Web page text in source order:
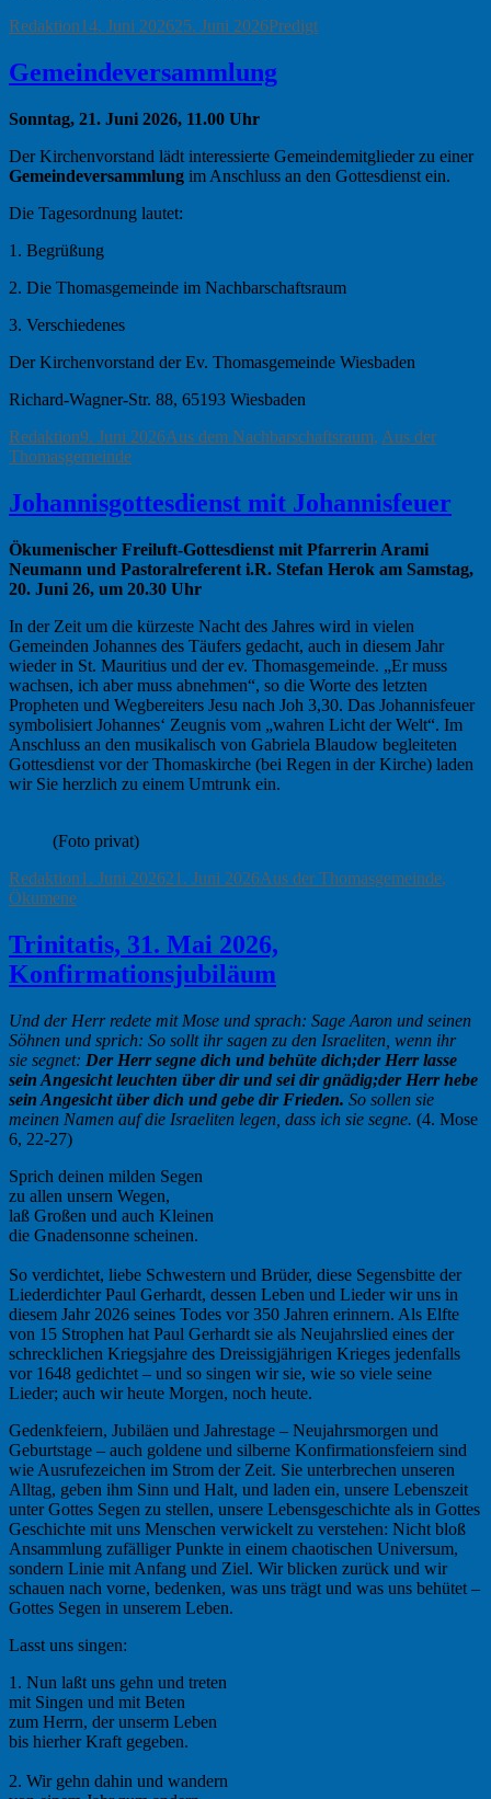
Autor
RedaktionVeröffentlicht
14. Juni 202625. Juni 2026Kategorien
Predigt
Gemeindeversammlung
Sonntag, 21. Juni 2026, 11.00 Uhr
Der Kirchenvorstand lädt interessierte Gemeindemitglieder zu einer
Gemeindeversammlung im Anschluss an den Gottesdienst ein.
Die Tagesordnung lautet:
1. Begrüßung
2. Die Thomasgemeinde im Nachbarschaftsraum
3. Verschiedenes
Der Kirchenvorstand der Ev. Thomasgemeinde Wiesbaden
Richard-Wagner-Str. 88, 65193 Wiesbaden
Autor
RedaktionVeröffentlicht
am
9. Juni 2026Kategorien
Aus dem Nachbarschaftsraum, Aus der
Thomasgemeinde
Johannisgottesdienst mit Johannisfeuer
Ökumenischer Freiluft-Gottesdienst mit Pfarrerin Arami
Neumann und Pastoralreferent i.R. Stefan Herok am Samstag,
20. Juni 26, um 20.30 Uhr
In der Zeit um die kürzeste Nacht des Jahres wird in vielen
Gemeinden Johannes des Täufers gedacht, auch in diesem Jahr
wieder in St. Mauritius und der ev. Thomasgemeinde. „Er muss
wachsen, ich aber muss abnehmen“, so die Worte des letzten
Propheten und Wegbereiters Jesu nach Joh 3,30. Das Johannisfeuer
symbolisiert Johannes‘ Zeugnis vom „wahren Licht der Welt“. Im
Anschluss an den musikalisch von Gabriela Blaudow begleiteten
Gottesdienst vor der Thomaskirche (bei Regen in der Kirche) laden
wir Sie herzlich zu einem Umtrunk ein.
(Foto privat)
Autor
RedaktionVeröffentlicht
1. Juni 202621. Juni 2026Kategorien
Aus der Thomasgemeinde,
Ökumene
Trinitatis, 31. Mai 2026,
Konfirmationsjubiläum
Und der Herr redete mit Mose und sprach: Sage Aaron und seinen
Söhnen und sprich: So sollt ihr sagen zu den Israeliten, wenn ihr
sie segnet: Der Herr segne dich und behüte dich;der Herr lasse
sein Angesicht leuchten über dir und sei dir gnädig;der Herr hebe
sein Angesicht über dich und gebe dir Frieden. So sollen sie
meinen Namen auf die Israeliten legen, dass ich sie segne. (4. Mose
6, 22-27)
Sprich deinen milden Segen
zu allen unsern Wegen,
laß Großen und auch Kleinen
die Gnadensonne scheinen.
So verdichtet, liebe Schwestern und Brüder, diese Segensbitte der
Liederdichter Paul Gerhardt, dessen Leben und Lieder wir uns in
diesem Jahr 2026 seines Todes vor 350 Jahren erinnern. Als Elfte
von 15 Strophen hat Paul Gerhardt sie als Neujahrslied eines der
schrecklichen Kriegsjahre des Dreissigjährigen Krieges jedenfalls
vor 1648 gedichtet – und so singen wir sie, wie so viele seine
Lieder; auch wir heute Morgen, noch heute.
Gedenkfeiern, Jubiläen und Jahrestage – Neujahrsmorgen und
Geburtstage – auch goldene und silberne Konfirmationsfeiern sind
wie Ausrufezeichen im Strom der Zeit. Sie unterbrechen unseren
Alltag, geben ihm Sinn und Halt, und laden ein, unsere Lebenszeit
unter Gottes Segen zu stellen, unsere Lebensgeschichte als in Gottes
Geschichte mit uns Menschen verwickelt zu verstehen: Nicht bloß
Ansammlung zufälliger Punkte in einem chaotischen Universum,
sondern Linie mit Anfang und Ziel. Wir blicken zurück und wir
schauen nach vorne, bedenken, was uns trägt und was uns behütet –
Gottes Segen in unserem Leben.
Lasst uns singen:
1. Nun laßt uns gehn und treten
mit Singen und mit Beten
zum Herrn, der unserm Leben
bis hierher Kraft gegeben.
2. Wir gehn dahin und wandern